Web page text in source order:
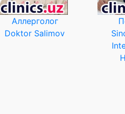
Аллерголог
Doktor Salimov